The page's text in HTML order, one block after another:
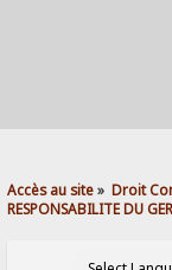
Accès au site» Droit
RESPONSABILITE DU